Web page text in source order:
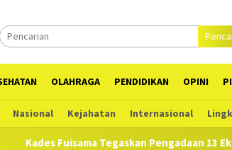
OLAHRAGA PENDIDIKAN OPINI
Nasional Kejahatan Internasional
Fuisama Tegaskan Pengadaan 13 Ekor Babi